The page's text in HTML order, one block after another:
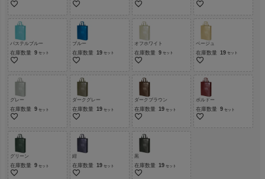
パステルブルー
在庫数量 9
ブルー
在庫数量 19
オフホワイト
在庫数量 9
ベージュ
在庫数量 19
グレー
在庫数量 9
ダークグレー
在庫数量 19
ダークブラウン
在庫数量 19
ボルドー
在庫数量 9
グリーン
在庫数量 9
紺
在庫数量 19
黒
在庫数量 19